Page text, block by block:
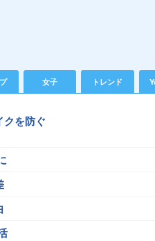
女子 トレンド
クを防ぐ